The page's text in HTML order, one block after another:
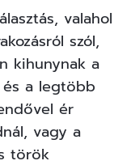
valahol
szól,
kihunynak a
a legtöbb
ér
vagy a
török